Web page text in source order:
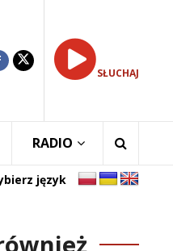
SŁUCHAJ
RADIO
język